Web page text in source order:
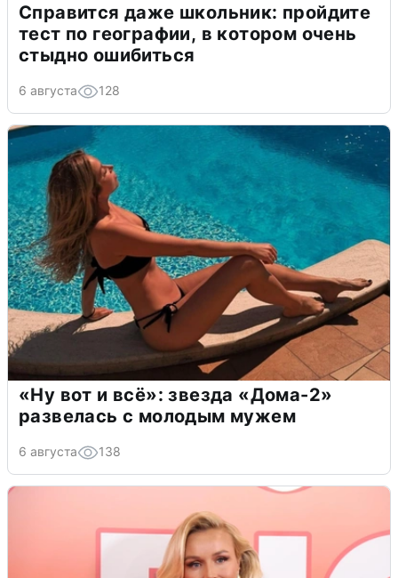
Справится даже школьник: пройдите
тест по географии, в котором очень
стыдно ошибиться
6 августа 128
«Ну вот и всё»: звезда «Дома-2»
развелась с молодым мужем
6 августа 138